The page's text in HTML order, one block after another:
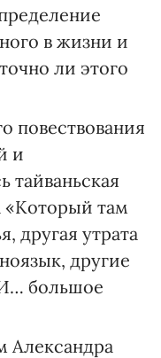
в жизни и
ли этого
повествования
и
тайваньская
«Который там
другая утрата
другие
большое
Александра